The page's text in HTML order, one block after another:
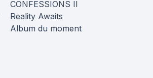
CONFESSIONS II
Reality Awaits
Album du moment